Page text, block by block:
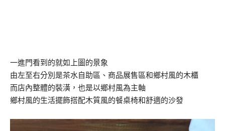
一進門看到的就如上圖的景象
由左至右分別是茶水自助區、商品展售區和鄉村風的木櫃
而店內整體的裝潢，也是以鄉村風為主軸
鄉村風的生活擺飾搭配木質風的餐桌椅和舒適的沙發